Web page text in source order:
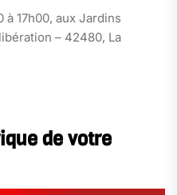
à 17h00, aux Jardins
– 42480, La
de votre